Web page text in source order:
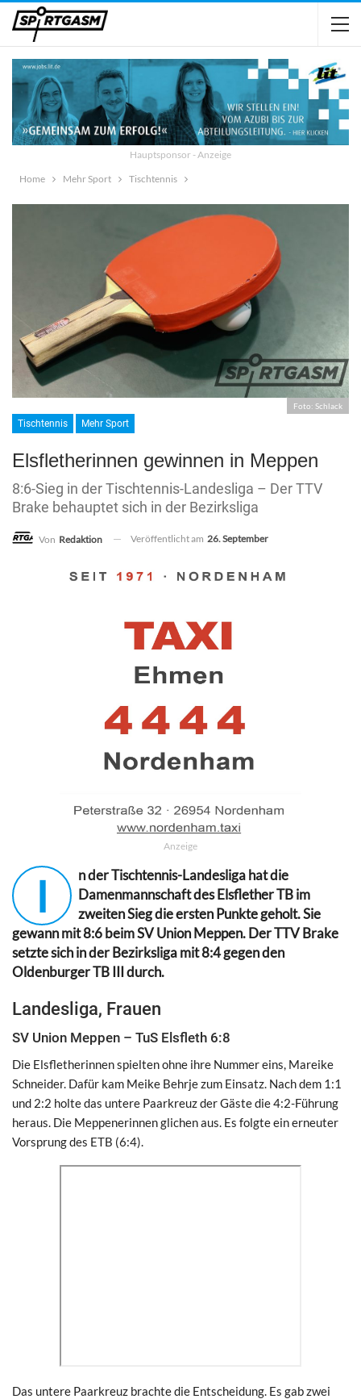
Hauptsponsor - Anzeige
Home
Mehr Sport Tischtennis
Foto: Schlack
Tischtennis Mehr Sport
Elsfletherinnen gewinnen in Meppen
8:6-Sieg in der Tischtennis-Landesliga – Der TTV
Brake behauptet sich in der Bezirksliga
Von Redaktion Veröffentlicht am 26. September
Anzeige
I
n der Tischtennis-Landesliga hat die
Damenmannschaft des Elsflether TB im
zweiten Sieg die ersten Punkte geholt. Sie
gewann mit 8:6 beim SV Union Meppen. Der TTV Brake
setzte sich in der Bezirksliga mit 8:4 gegen den
Oldenburger TB III durch.
Landesliga, Frauen
SV Union Meppen – TuS Elsfleth 6:8
Die Elsfletherinnen spielten ohne ihre Nummer eins, Mareike
Schneider. Dafür kam Meike Behrje zum Einsatz. Nach dem 1:1
und 2:2 holte das untere Paarkreuz der Gäste die 4:2-Führung
heraus. Die Meppenerinnen glichen aus. Es folgte ein erneuter
Vorsprung des ETB (6:4).
Das untere Paarkreuz brachte die Entscheidung. Es gab zwei